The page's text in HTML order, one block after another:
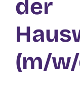
der
(m/